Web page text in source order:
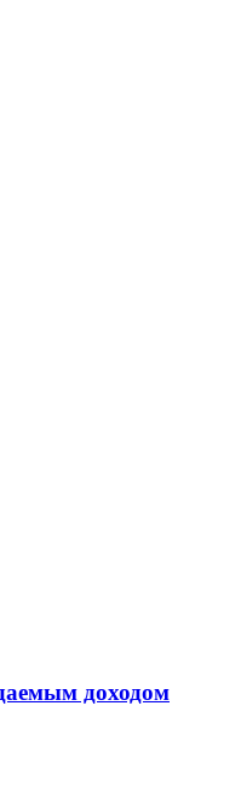
доходом